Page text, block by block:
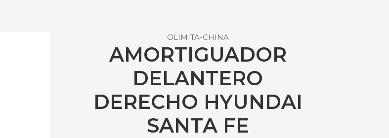
OLIMITA-CHINA
AMORTIGUADOR
DELANTERO
DERECHO HYUNDAI
SANTA FE